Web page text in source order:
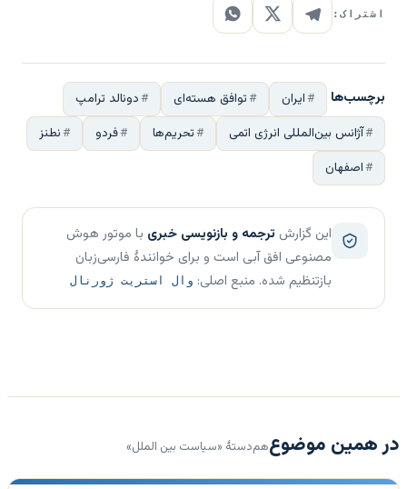
اشتراک:
برچسب‌ها ایران توافق هسته‌ای
دونالد ترامپ
آژانس بین‌المللی انرژی اتمی
تحریم‌ها فردو
نطنز
اصفهان
این گزارش ترجمه و بازنویسی خبری با موتور هوش
مصنوعی افق آبی است و برای خوانندهٔ فارسی‌زبان
بازتنظیم شده. منبع اصلی: وال استریت ژورنال
در همین موضوعهم‌دستهٔ «سیاست بین الملل»